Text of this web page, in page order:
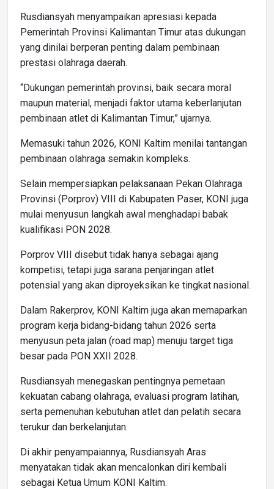
Rusdiansyah menyampaikan apresiasi kepada
Pemerintah Provinsi Kalimantan Timur atas dukungan
yang dinilai berperan penting dalam pembinaan
prestasi olahraga daerah.
“Dukungan pemerintah provinsi, baik secara moral
maupun material, menjadi faktor utama keberlanjutan
pembinaan atlet di Kalimantan Timur,” ujarnya.
Memasuki tahun 2026, KONI Kaltim menilai tantangan
pembinaan olahraga semakin kompleks.
Selain mempersiapkan pelaksanaan Pekan Olahraga
Provinsi (Porprov) VIII di Kabupaten Paser, KONI juga
mulai menyusun langkah awal menghadapi babak
kualifikasi PON 2028.
Porprov VIII disebut tidak hanya sebagai ajang
kompetisi, tetapi juga sarana penjaringan atlet
potensial yang akan diproyeksikan ke tingkat nasional.
Dalam Rakerprov, KONI Kaltim juga akan memaparkan
program kerja bidang-bidang tahun 2026 serta
menyusun peta jalan (road map) menuju target tiga
besar pada PON XXII 2028.
Rusdiansyah menegaskan pentingnya pemetaan
kekuatan cabang olahraga, evaluasi program latihan,
serta pemenuhan kebutuhan atlet dan pelatih secara
terukur dan berkelanjutan.
Di akhir penyampaiannya, Rusdiansyah Aras
menyatakan tidak akan mencalonkan diri kembali
sebagai Ketua Umum KONI Kaltim.